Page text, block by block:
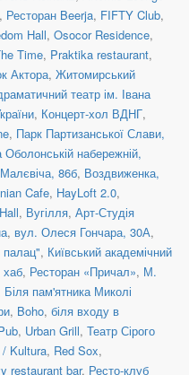
, Ресторан Beerja, FIFTY Club,
Hall, Osocor Residence,
Time, Praktika restaurant,
Актора, Житомирський
театр ім. Івана
, Концерт-хол ВДНГ,
, Парк Партизанської Слави,
набережній,
86б, Воздвиженка,
Cafe, HayLoft 2.0,
, Вугілля, Арт-Студія
, вул. Олеся Гончара, 30А,
, Київський академічний
хаб, Ресторан «Причал», М.
Біля пам'ятника Миколі
, Boho, біля входу в
, Urban Grill, Театр Сірого
/ Kultura, Red Sox,
restaurant bar, Ресто-клуб